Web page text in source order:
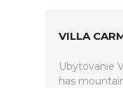
VILLA
Ubytovanie
has